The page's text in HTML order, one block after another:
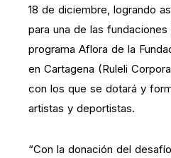
18 de diciembre, logrando
para una de las
programa Aflora de la
en Cartagena (Ruleli
con los que se dotará y
artistas y deportistas.
“Con la donación del